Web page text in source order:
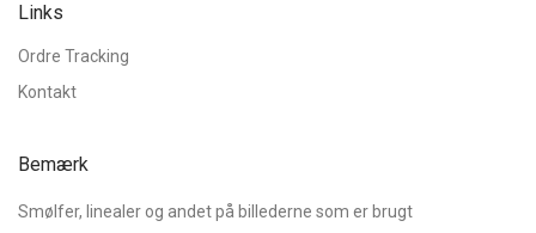
Links
Ordre Tracking
Kontakt
Bemærk
Smølfer, linealer og andet på billederne som er brugt